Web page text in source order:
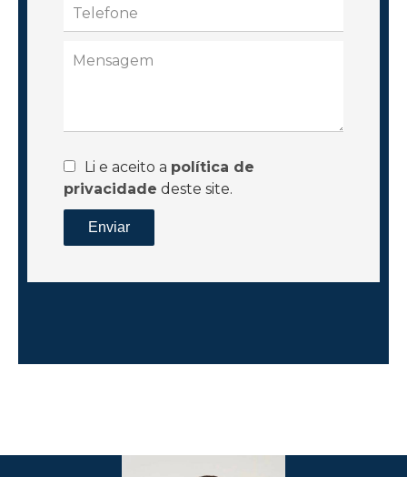
Li e aceito a política de
privacidade deste site.
Enviar